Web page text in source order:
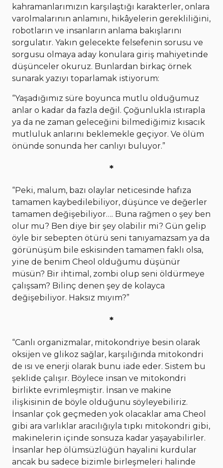
kahramanlarımızın karşılaştığı karakterler, onlara
varolmalarının anlamını, hikâyelerin gerekliliğini,
robotların ve insanların anlama bakışlarını
sorgulatır. Yakın gelecekte felsefenin sorusu ve
sorgusu olmaya aday konulara giriş mahiyetinde
düşünceler okuruz. Bunlardan birkaç örnek
sunarak yazıyı toparlamak istiyorum:
“Yaşadığımız süre boyunca mutlu olduğumuz
anlar o kadar da fazla değil. Çoğunlukla ıstırapla
ya da ne zaman geleceğini bilmediğimiz kısacık
mutluluk anlarını beklemekle geçiyor. Ve ölüm
önünde sonunda her canlıyı buluyor.”
*
“Peki, malum, bazı olaylar neticesinde hafıza
tamamen kaybedilebiliyor, düşünce ve değerler
tamamen değişebiliyor…. Buna rağmen o şey ben
olur mu? Ben diye bir şey olabilir mi? Gün gelip
öyle bir sebepten ötürü seni tanıyamazsam ya da
görünüşüm bile eskisinden tamamen faklı olsa,
yine de benim Cheol olduğumu düşünür
müsün? Bir ihtimal, zombi olup seni öldürmeye
çalışsam? Bilinç denen şey de kolayca
değişebiliyor. Haksız mıyım?”
*
“Canlı organizmalar, mitokondriye besin olarak
oksijen ve glikoz sağlar, karşılığında mitokondri
de ısı ve enerji olarak bunu iade eder. Sistem bu
şeklide çalışır. Böylece insan ve mitokondri
birlikte evrimleşmiştir. İnsan ve makine
ilişkisinin de böyle olduğunu söyleyebiliriz.
İnsanlar çok geçmeden yok olacaklar ama Cheol
gibi ara varlıklar aracılığıyla tıpkı mitokondri gibi,
makinelerin içinde sonsuza kadar yaşayabilirler.
İnsanlar hep ölümsüzlüğün hayalini kurdular
ancak bu sadece bizimle birleşmeleri halinde